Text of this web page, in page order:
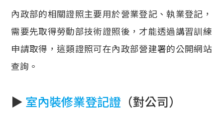
內政部的相關證照主要用於營業登記、執業登記，
需要先取得勞動部技術證照後，才能透過講習訓練
申請取得，這類證照可在內政部營建署的公開網站
查詢。
▶ 室內裝修業登記證 （對公司）